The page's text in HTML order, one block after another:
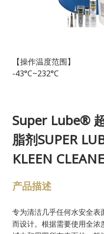
【操作温度范围】
-43°C~232°C
Super Lube®
脂剂SUPER
KLEEN
产品描述
专为清洁几乎任何水安全
而设计。根据需要使用全